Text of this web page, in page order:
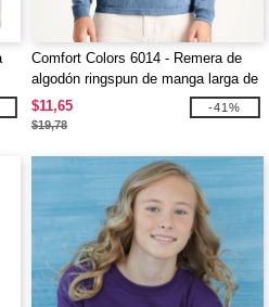
Comfort Colors 6014 - Remera de
algodón ringspun de manga larga de
6.1 de onza
$11,65
$19,78
-41%